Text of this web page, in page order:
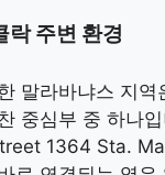
락 주변 환경
말라바냐스 지역
중심부 중 하나
1364 Sta.